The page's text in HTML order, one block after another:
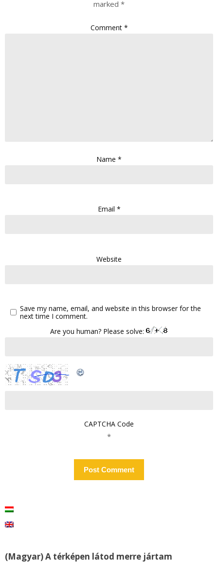
marked *
Comment *
Name *
Email *
Website
Save my name, email, and website in this browser for the
next time I comment.
Are you human? Please solve:
CAPTCHA Code
*
(Magyar) A térképen látod merre jártam